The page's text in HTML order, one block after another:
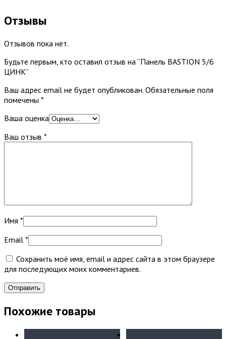
Отзывы
Отзывов пока нет.
Будьте первым, кто оставил отзыв на “Панель BASTION 5/6
ЦИНК”
Ваш адрес email не будет опубликован. Обязательные поля
помечены *
Ваша оценка
Ваш отзыв *
Имя *
Email *
Сохранить моё имя, email и адрес сайта в этом браузере
для последующих моих комментариев.
Похожие товары